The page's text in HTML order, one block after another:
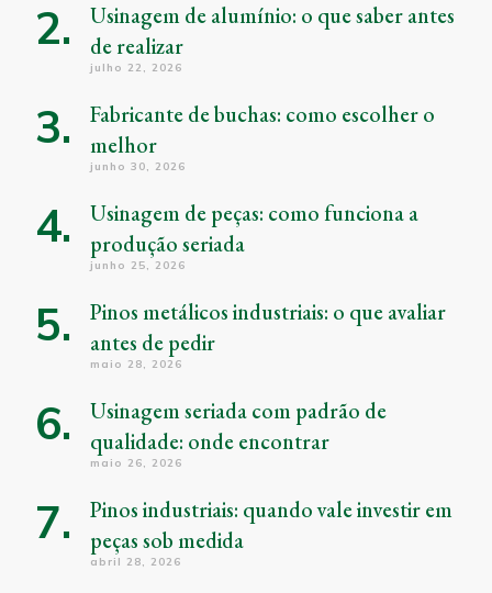
Usinagem de alumínio: o que saber antes
de realizar
julho 22, 2026
Fabricante de buchas: como escolher o
melhor
junho 30, 2026
Usinagem de peças: como funciona a
produção seriada
junho 25, 2026
Pinos metálicos industriais: o que avaliar
antes de pedir
maio 28, 2026
Usinagem seriada com padrão de
qualidade: onde encontrar
maio 26, 2026
Pinos industriais: quando vale investir em
peças sob medida
abril 28, 2026